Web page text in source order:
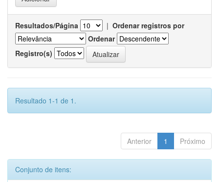
Resultados/Página | Ordenar registros por
Ordenar
Registro(s)
Resultado 1-1 de 1.
Anterior 1 Próximo
Conjunto de itens: